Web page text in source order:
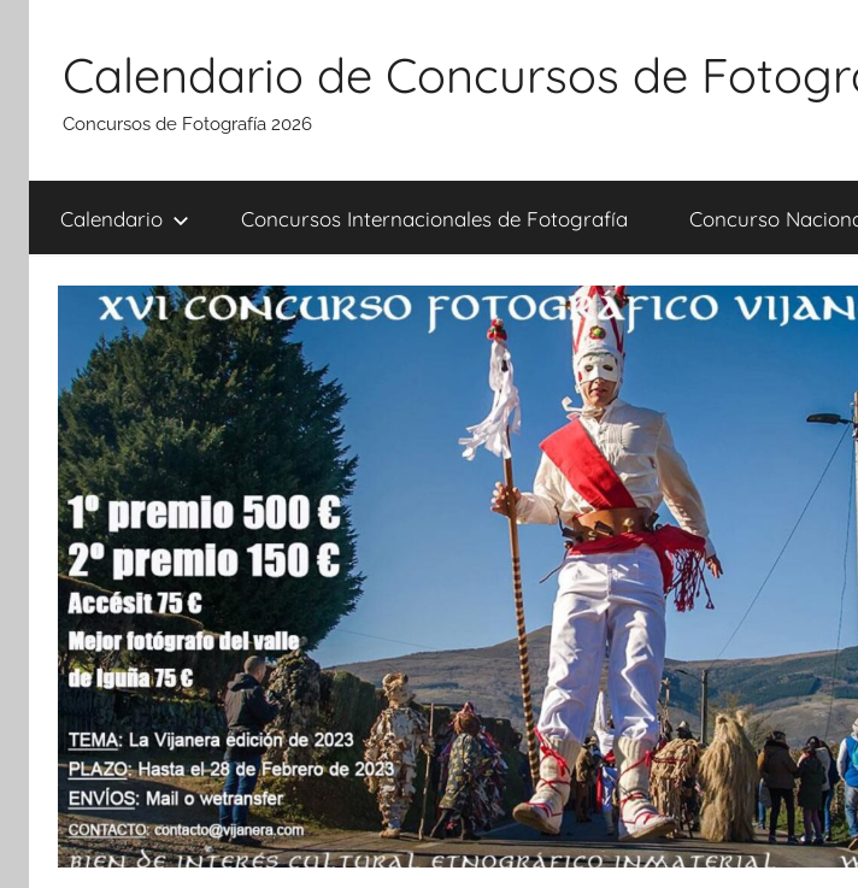
contenido
Calendario de Concursos de
Concursos de Fotografía 2026
Calendario Concursos Internacionales de Fotografía Concurso